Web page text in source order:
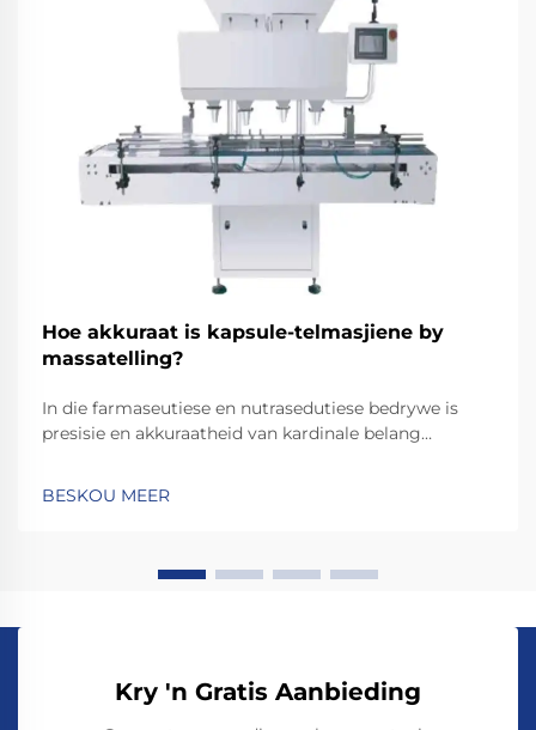
Hoe akkuraat is kapsule-telmasjiene by
massatelling?
In die farmaseutiese en nutrasedutiese bedrywe is
presisie en akkuraatheid van kardinale belang
BESKOU MEER
Kry 'n Gratis Aanbieding